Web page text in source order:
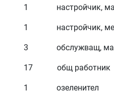
1 настройчик,
1 настройчик,
3 обслужващ,
17 общ работник
1 озеленител